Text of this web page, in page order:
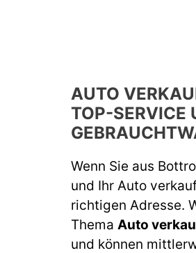
AUTO
TOP-SERVICE
Wenn Sie aus
und Ihr Auto
richtigen Adresse.
Thema Auto
und können